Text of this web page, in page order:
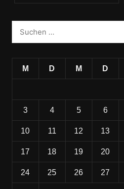
M D M D
3 4 5 6
10 11 12 13
17 18 19 20
24 25 26 27